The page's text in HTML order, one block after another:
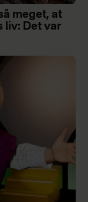
meget, at
liv: Det var